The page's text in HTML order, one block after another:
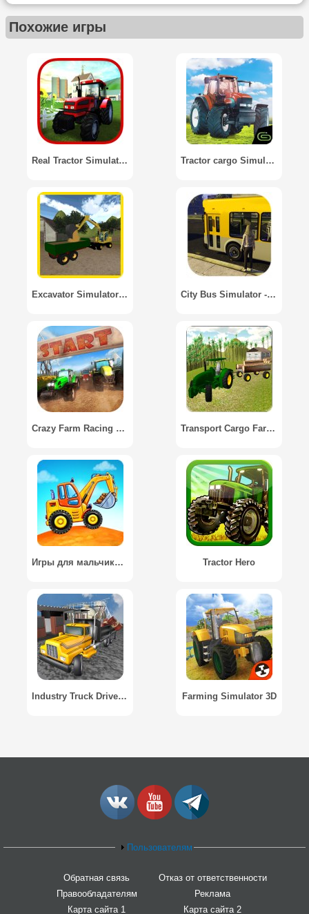
Похожие игры
Real Tractor Simulator 2016 Tractor cargo Simulator 3D - Wood Transporter
Excavator Simulator 3D: Sand City Bus Simulator - Racing
Crazy Farm Racing 3D Free Transport Cargo Farm Tractor
Игры для мальчиков: машинки для детей, конструктор Tractor Hero
Industry Truck Drive 2017 / Промышленный тягач 2017 Farming Simulator 3D
Пользователям
Обратная связь
Отказ от ответственности
Правообладателям
Реклама
Карта сайта 1
Карта сайта 2